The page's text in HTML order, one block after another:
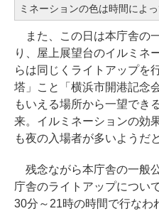
ミネーションの色は時間によ
また、この日は本庁舎の
り、屋上展望台のイルミネ
らは同じくライトアップを
塔」こと「横浜市開港記念
もいえる場所から一望でき
来。イルミネーションの効
も夜の入場者が多いようだ
残念ながら本庁舎の一般
庁舎のライトアップについ
30分～21時の時間で行なわ